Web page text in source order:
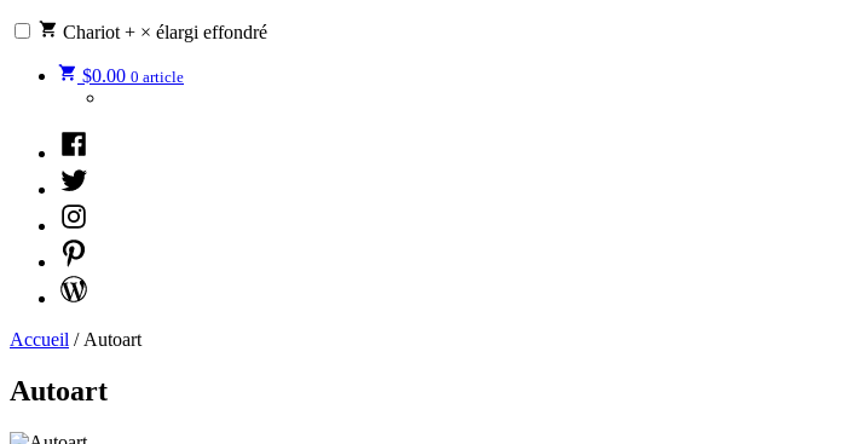
Chariot + × élargi effondré
$0.00 0 article
Facebook
Twitter
Instagram
Pinterest
WordPress
Accueil / Autoart
Autoart